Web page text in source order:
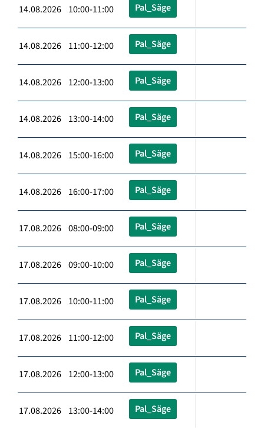
14.08.2026 10:00-11:00 Pal_Säge
14.08.2026 11:00-12:00 Pal_Säge
14.08.2026 12:00-13:00 Pal_Säge
14.08.2026 13:00-14:00 Pal_Säge
14.08.2026 15:00-16:00 Pal_Säge
14.08.2026 16:00-17:00 Pal_Säge
17.08.2026 08:00-09:00 Pal_Säge
17.08.2026 09:00-10:00 Pal_Säge
17.08.2026 10:00-11:00 Pal_Säge
17.08.2026 11:00-12:00 Pal_Säge
17.08.2026 12:00-13:00 Pal_Säge
17.08.2026 13:00-14:00 Pal_Säge